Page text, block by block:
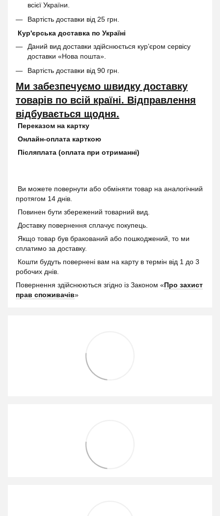
всієї України.
Вартість доставки від 25 грн.
Кур'єрська доставка по Україні
Даний вид доставки здійснюється кур’єром сервісу
доставки «Нова пошта».
Вартість доставки від 90 грн.
Ми забезпечуємо швидку доставку
товарів по всій країні. Відправлення
відбувається щодня.
Переказом на картку
Онлайн-оплата карткою
Післяплата (оплата при отриманні)
Ви можете повернути або обміняти товар на аналогічний
протягом 14 днів.
Повинен бути збережений товарний вид.
Доставку повернення сплачує покупець.
Якщо товар був бракований або пошкоджений, то ми
сплатимо за доставку.
Кошти будуть повернені вам на карту в термін від 1 до 3
робочих днів.
Повернення здійснюються згідно із Законом «Про захист
прав споживачів»